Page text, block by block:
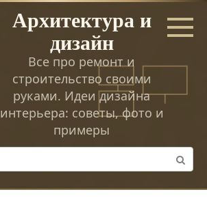
Архитектура и
дизайн
Все про ремонт и
строительство своими
руками. Идеи дизайна
интерьера: советы, фото и
примеры